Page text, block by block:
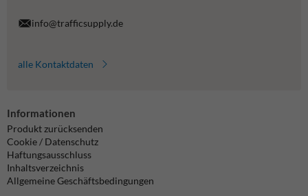
info@trafficsupply.de
alle Kontaktdaten
Informationen
Produkt zurücksenden
Cookie / Datenschutz
Haftungsausschluss
Inhaltsverzeichnis
Allgemeine Geschäftsbedingungen